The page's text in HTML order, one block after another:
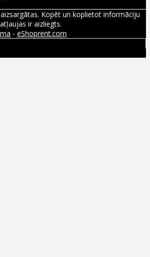
Kopēt un koplietot informāciju
ir aizliegts.
- eShoprent.com